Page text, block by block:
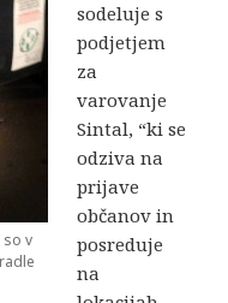
so v
sodeluje s
podjetjem
za
varovanje
Sintal, “ki se
odziva na
prijave
občanov in
posreduje
na